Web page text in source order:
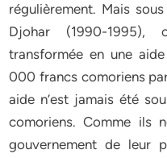
régulièrement. Mais
Djohar (1990-1995),
transformée en une
000 francs comoriens
aide n’est jamais été
comoriens. Comme ils
gouvernement de leur